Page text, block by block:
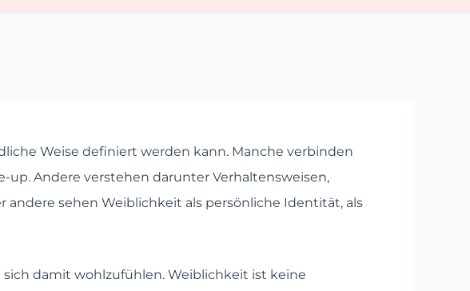
Weise definiert werden kann. Manche verbinden
Andere verstehen darunter Verhaltensweisen,
sehen Weiblichkeit als persönliche Identität, als
damit wohlzufühlen. Weiblichkeit ist keine